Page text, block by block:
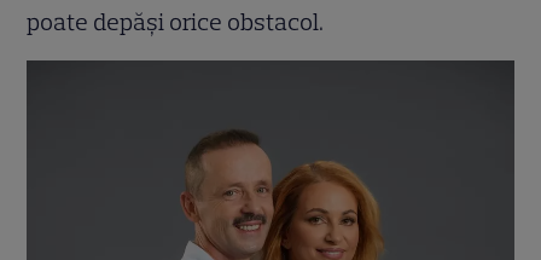
poate depăși orice obstacol.